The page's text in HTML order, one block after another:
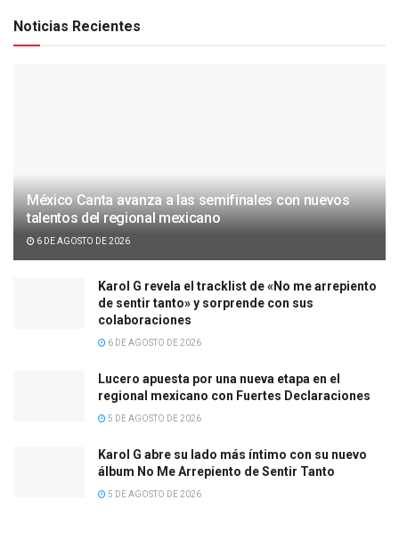
Noticias Recientes
México Canta avanza a las semifinales con nuevos
talentos del regional mexicano
6 DE AGOSTO DE 2026
Karol G revela el tracklist de «No me arrepiento
de sentir tanto» y sorprende con sus
colaboraciones
6 DE AGOSTO DE 2026
Lucero apuesta por una nueva etapa en el
regional mexicano con Fuertes Declaraciones
5 DE AGOSTO DE 2026
Karol G abre su lado más íntimo con su nuevo
álbum No Me Arrepiento de Sentir Tanto
5 DE AGOSTO DE 2026